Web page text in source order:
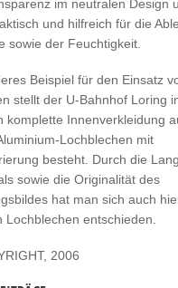
im neutralen Design
und hilfreich für die
sowie der Feuchtigkeit.
Beispiel für den Einsatz
stellt der U-Bahnhof Loring
komplette Innenverkleidung
Lochblechen mit
besteht. Durch die
sowie die Originalität des
hat man sich auch
Lochblechen entschieden.
2006